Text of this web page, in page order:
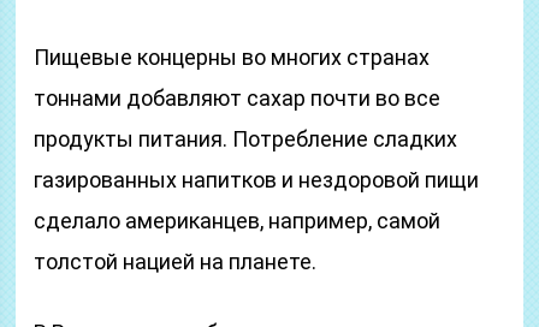
Пищевые концерны во многих странах
тоннами добавляют сахар почти во все
продукты питания. Потребление сладких
газированных напитков и нездоровой пищи
сделало американцев, например, самой
толстой нацией на планете.